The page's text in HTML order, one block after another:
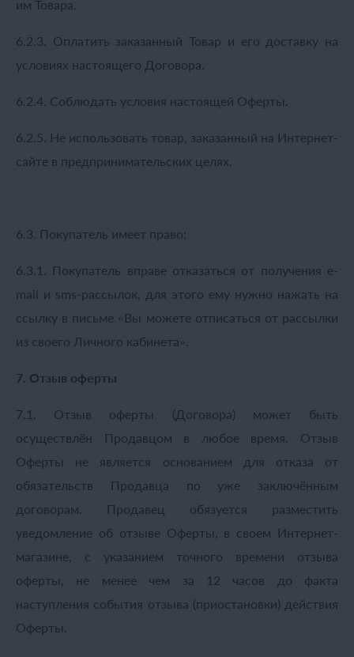
им Товара.
6.2.3. Оплатить заказанный Товар и его доставку на
условиях настоящего Договора.
6.2.4. Соблюдать условия настоящей Оферты.
6.2.5. Не использовать товар, заказанный на Интернет-
сайте в предпринимательских целях.
6.3. Покупатель имеет право:
6.3.1. Покупатель вправе отказаться от получения e-
mail и sms-рассылок, для этого ему нужно нажать на
ссылку в письме «Вы можете отписаться от рассылки
из своего Личного кабинета».
7. Отзыв оферты
7.1. Отзыв оферты (Договора) может быть
осуществлён Продавцом в любое время. Отзыв
Оферты не является основанием для отказа от
обязательств Продавца по уже заключённым
договорам. Продавец обязуется разместить
уведомление об отзыве Оферты, в своем Интернет-
магазине, с указанием точного времени отзыва
оферты, не менее чем за 12 часов до факта
наступления события отзыва (приостановки) действия
Оферты.